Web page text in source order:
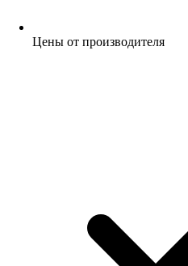
Цены от производителя